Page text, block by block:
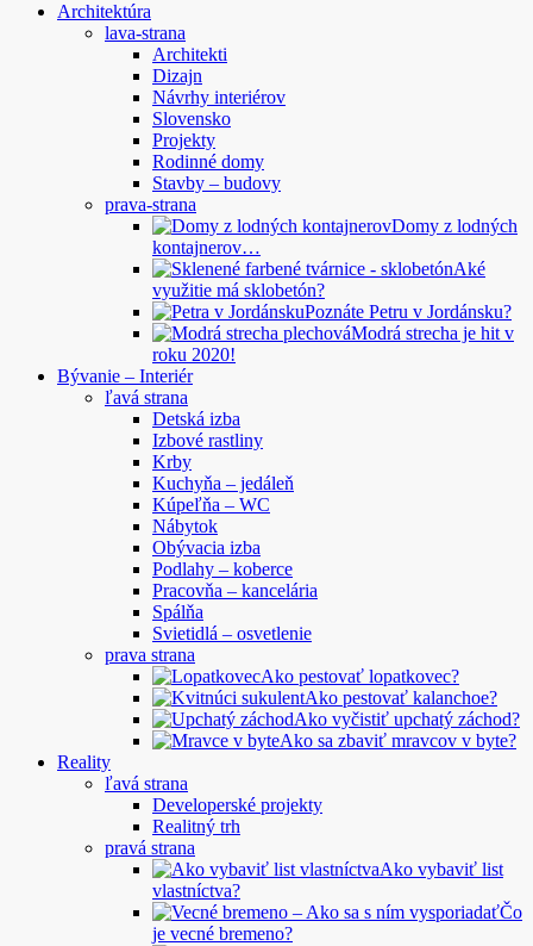
Architektúra
lava-strana
Architekti
Dizajn
Návrhy interiérov
Slovensko
Projekty
Rodinné domy
Stavby – budovy
prava-strana
Domy z lodných
kontajnerov…
Aké
využitie má sklobetón?
Poznáte Petru v Jordánsku?
Modrá strecha je hit v
roku 2020!
Bývanie – Interiér
ľavá strana
Detská izba
Izbové rastliny
Krby
Kuchyňa – jedáleň
Kúpeľňa – WC
Nábytok
Obývacia izba
Podlahy – koberce
Pracovňa – kancelária
Spálňa
Svietidlá – osvetlenie
prava strana
Ako pestovať lopatkovec?
Ako pestovať kalanchoe?
Ako vyčistiť upchatý záchod?
Ako sa zbaviť mravcov v byte?
Reality
ľavá strana
Developerské projekty
Realitný trh
pravá strana
Ako vybaviť list
vlastníctva?
Čo
je vecné bremeno?